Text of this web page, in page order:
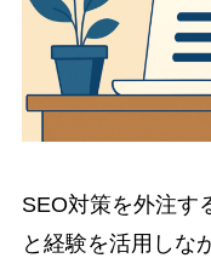
SEO対策を外注す
と経験を活用しな